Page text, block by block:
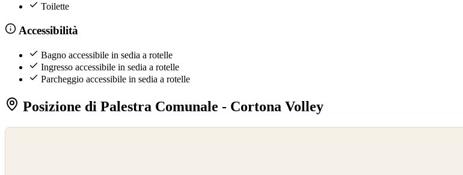
Toilette
Accessibilità
Bagno accessibile in sedia a rotelle
Ingresso accessibile in sedia a rotelle
Parcheggio accessibile in sedia a rotelle
Posizione di Palestra Comunale - Cortona Volley